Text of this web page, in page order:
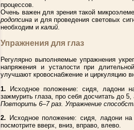
процессов.
Очень важен для зрения такой
родопсина и для проведения световых
необходим и калий.
Упражнения для глаз
Регулярно выполняемые упражнения
напряжения и усталости при
улучшают кровоснабжение и циркуляцию
1.
Исходное положение: сидя, ладони
зажмурить глаза, про себя досчитать до
Повторить 6–7 раз. Упражнение
2.
Исходное положение: сидя, ладони
посмотрите вверх, вниз, вправо, влево.